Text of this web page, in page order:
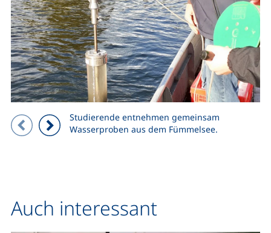
Studierende entnehmen gemeinsam
Wasserproben aus dem Fümmelsee.
Zeigt Folie 1 von 3
Auch interessant